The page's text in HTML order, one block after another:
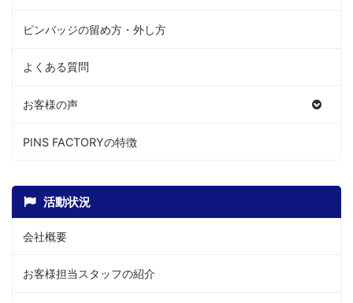
ピンバッジの留め方・外し方
よくある質問
お客様の声
PINS FACTORYの特徴
活動状況
会社概要
お客様担当スタッフの紹介